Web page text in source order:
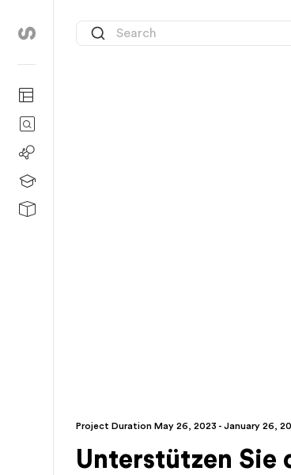
Project Duration May 26, 2023 - January 26,
Unterstützen Sie